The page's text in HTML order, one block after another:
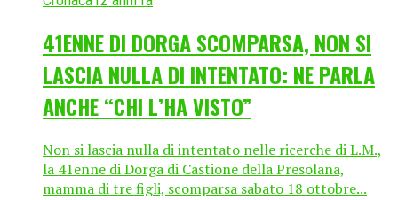
41ENNE DI DORGA SCOMPARSA, NON SI
LASCIA NULLA DI INTENTATO: NE PARLA
ANCHE “CHI L’HA VISTO”
Non si lascia nulla di intentato nelle ricerche di L.M.,
la 41enne di Dorga di Castione della Presolana,
mamma di tre figli, scomparsa sabato 18 ottobre...